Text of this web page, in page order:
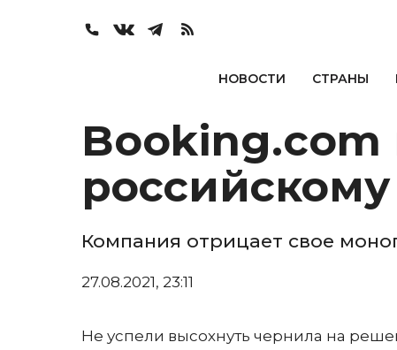
НОВОСТИ СТРАНЫ
Booking.com
российскому
Компания отрицает свое
27.08.2021, 23:11
Не успели высохнуть чернила на